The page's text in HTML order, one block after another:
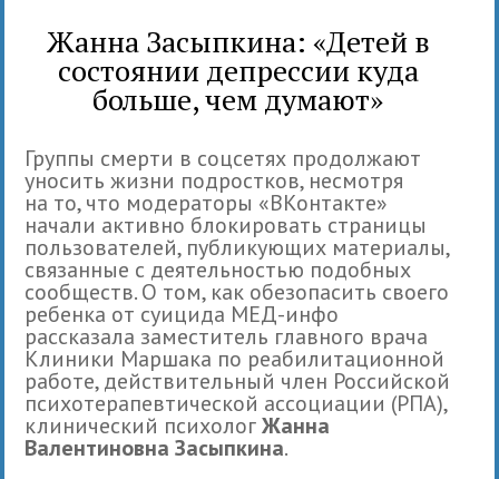
Жанна Засыпкина: «Детей в
состоянии депрессии куда
больше, чем думают»
Группы смерти в соцсетях продолжают
уносить жизни подростков, несмотря
на то, что модераторы «ВКонтакте»
начали активно блокировать страницы
пользователей, публикующих материалы,
связанные с деятельностью подобных
сообществ. О том, как обезопасить своего
ребенка от суицида МЕД-инфо
рассказала заместитель главного врача
Клиники Маршака по реабилитационной
работе, действительный член Российской
психотерапевтической ассоциации (РПА),
клинический психологЖанна
Валентиновна Засыпкина.